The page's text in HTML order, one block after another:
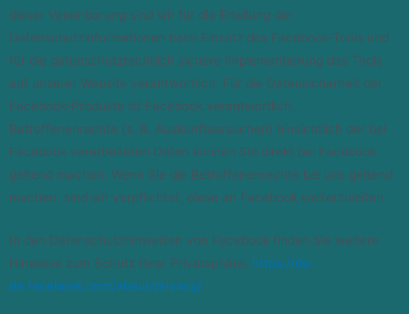
dieser Vereinbarung sind wir für die Erteilung der
Datenschutzinformationen beim Einsatz des Facebook-Tools und
für die datenschutzrechtlich sichere Implementierung des Tools
auf unserer Website verantwortlich. Für die Datensicherheit der
Facebook-Produkte ist Facebook verantwortlich.
Betroffenenrechte (z. B. Auskunftsersuchen) hinsichtlich der bei
Facebook verarbeiteten Daten können Sie direkt bei Facebook
geltend machen. Wenn Sie die Betroffenenrechte bei uns geltend
machen, sind wir verpflichtet, diese an Facebook weiterzuleiten.
In den Datenschutzhinweisen von Facebook finden Sie weitere
Hinweise zum Schutz Ihrer Privatsphäre: https://de-
de.facebook.com/about/privacy/